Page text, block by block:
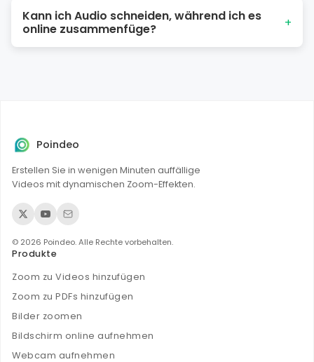
verbinden.
keine Begrenzung für die Anzahl der Uploads.
Kann ich Audio schneiden, während ich es
online zusammenfüge?
+
Poindeo
Erstellen Sie in wenigen Minuten auffällige
Videos mit dynamischen Zoom-Effekten.
© 2026 Poindeo. Alle Rechte vorbehalten.
Produkte
Zoom zu Videos hinzufügen
Zoom zu PDFs hinzufügen
Bilder zoomen
Bildschirm online aufnehmen
Webcam aufnehmen